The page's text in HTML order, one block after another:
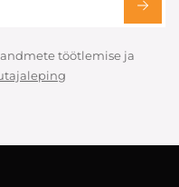
töötlemise ja